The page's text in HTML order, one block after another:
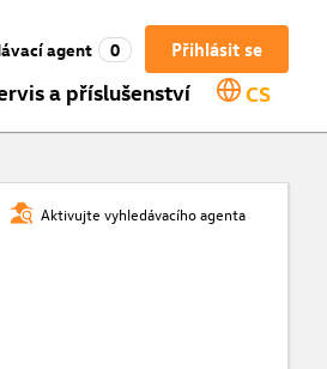
Přihlásit se
agent 0
a příslušenství CS
Aktivujte vyhledávacího agenta